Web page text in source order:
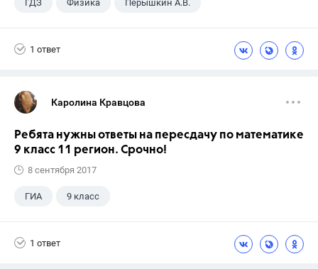
ГДЗ Физика Перышкин А.В.
1 ответ
Каролина Кравцова
Ребята нужны ответы на пересдачу по математике
9 класс 11 регион. Срочно!
8 сентября 2017
ГИА 9 класс
1 ответ